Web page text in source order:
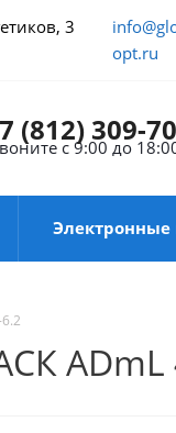
opt.ru
3
(812) 309-
с 9:00 до
АDmL